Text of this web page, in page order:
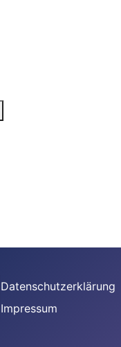
Datenschutzerklärung
Impressum